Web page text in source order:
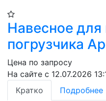
Навесное
погрузчика
Цена по запросу
На сайте с 12.07.2026
Кратко
Подробнее